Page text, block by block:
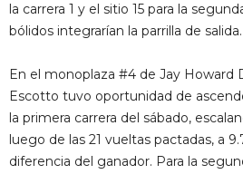
la carrera 1 y el sitio 15 para la
bólidos integrarían la parrilla de salida.
En el monoplaza #4 de Jay Howard
Escotto tuvo oportunidad de
la primera carrera del sábado,
luego de las 21 vueltas pactadas, a
diferencia del ganador. Para la